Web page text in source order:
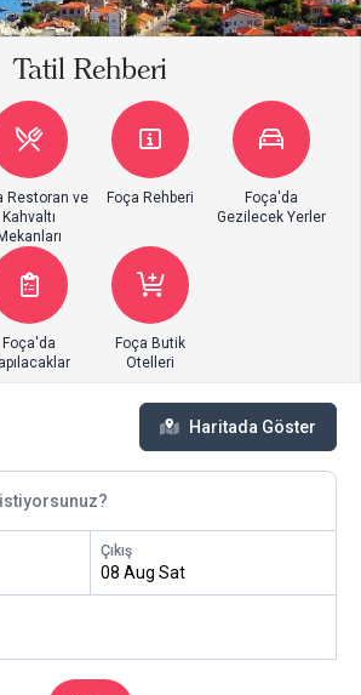
Tatil Rehberi
Restoran ve
Kahvaltı
Mekanları
Foça Rehberi
Foça'da
Gezilecek Yerler
Foça'da
Foça Butik
Otelleri
Haritada Göster
Çıkış
08 Aug Sat